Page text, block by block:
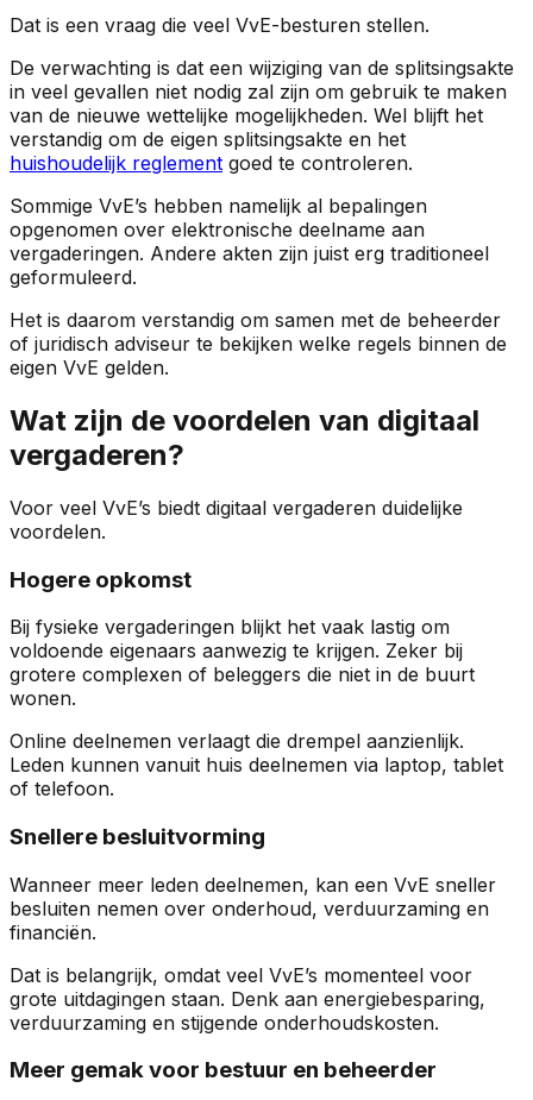
Dat is een vraag die veel VvE-besturen stellen.
De verwachting is dat een wijziging van de splitsingsakte
in veel gevallen niet nodig zal zijn om gebruik te maken
van de nieuwe wettelijke mogelijkheden. Wel blijft het
verstandig om de eigen splitsingsakte en het
huishoudelijk reglement goed te controleren.
Sommige VvE’s hebben namelijk al bepalingen
opgenomen over elektronische deelname aan
vergaderingen. Andere akten zijn juist erg traditioneel
geformuleerd.
Het is daarom verstandig om samen met de beheerder
of juridisch adviseur te bekijken welke regels binnen de
eigen VvE gelden.
Wat zijn de voordelen van digitaal
vergaderen?
Voor veel VvE’s biedt digitaal vergaderen duidelijke
voordelen.
Hogere opkomst
Bij fysieke vergaderingen blijkt het vaak lastig om
voldoende eigenaars aanwezig te krijgen. Zeker bij
grotere complexen of beleggers die niet in de buurt
wonen.
Online deelnemen verlaagt die drempel aanzienlijk.
Leden kunnen vanuit huis deelnemen via laptop, tablet
of telefoon.
Snellere besluitvorming
Wanneer meer leden deelnemen, kan een VvE sneller
besluiten nemen over onderhoud, verduurzaming en
financiën.
Dat is belangrijk, omdat veel VvE’s momenteel voor
grote uitdagingen staan. Denk aan energiebesparing,
verduurzaming en stijgende onderhoudskosten.
Meer gemak voor bestuur en beheerder